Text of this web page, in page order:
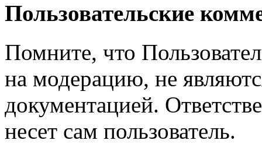
Пользовательские
Помните, что
на модерацию, не
документацией.
несет сам пользователь.